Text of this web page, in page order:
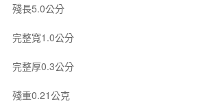
殘長5.0公分
完整寬1.0公分
完整厚0.3公分
殘重0.21公克